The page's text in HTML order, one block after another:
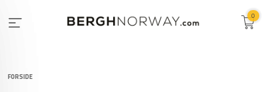
innholdet
0
FORSIDE